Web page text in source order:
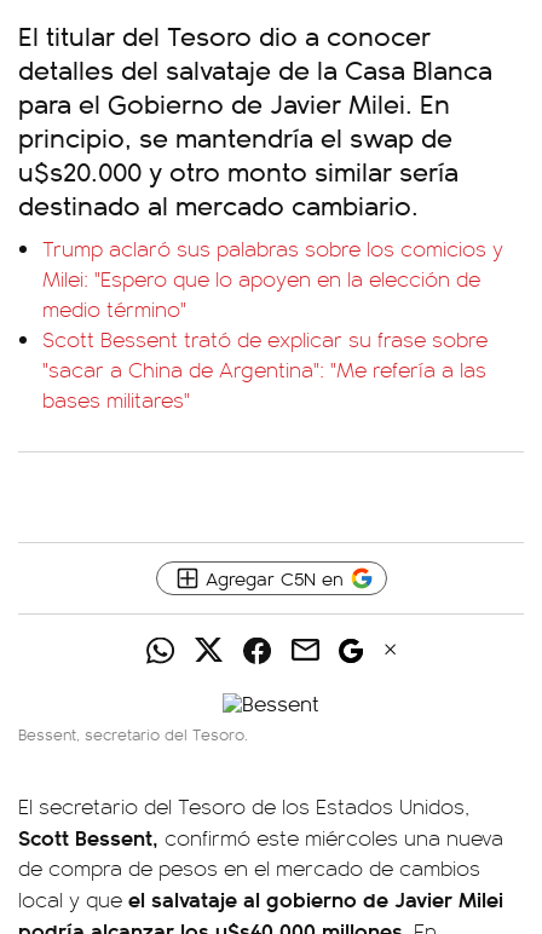
El titular del Tesoro dio a conocer
detalles del salvataje de la Casa Blanca
para el Gobierno de Javier Milei. En
principio, se mantendría el swap de
u$s20.000 y otro monto similar sería
destinado al mercado cambiario.
Trump aclaró sus palabras sobre los comicios y
Milei: "Espero que lo apoyen en la elección de
medio término"
Scott Bessent trató de explicar su frase sobre
"sacar a China de Argentina": "Me refería a las
bases militares"
Agregar C5N en
Bessent, secretario del Tesoro.
El secretario del Tesoro de los Estados Unidos,
Scott Bessent, confirmó este miércoles una nueva
de compra de pesos en el mercado de cambios
local y que el salvataje al gobierno de Javier Milei